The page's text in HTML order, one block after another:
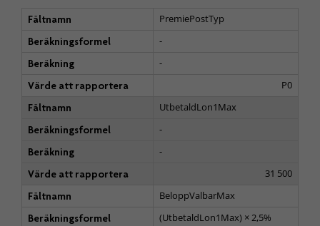
Fältnamn
PremiePostTyp
Beräkningsformel
-
Beräkning
-
Värde att rapportera
P0
Fältnamn
UtbetaldLon1Max
Beräkningsformel
-
Beräkning
-
Värde att rapportera
31 500
Fältnamn
BeloppValbarMax
Beräkningsformel
(UtbetaldLon1Max) × 2,5%